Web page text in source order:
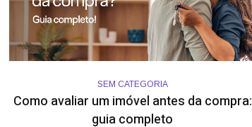
SEM CATEGORIA
Como avaliar um imóvel antes da compra:
guia completo